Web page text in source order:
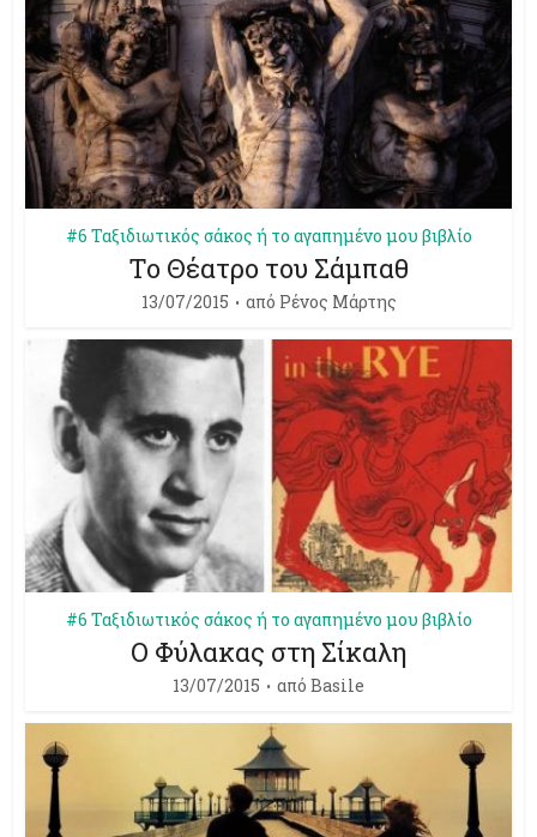
#6 Ταξιδιωτικός σάκος ή το αγαπημένο μου βιβλίο
Το Θέατρο του Σάμπαθ
13/07/2015 από Ρένος Μάρτης
#6 Ταξιδιωτικός σάκος ή το αγαπημένο μου βιβλίο
Ο Φύλακας στη Σίκαλη
13/07/2015 από Basile